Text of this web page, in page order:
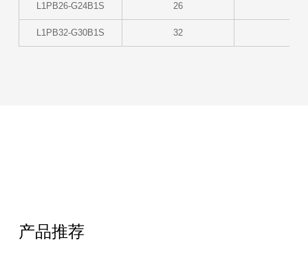
L1PB26-G24B1S 26
L1PB32-G30B1S 32
产品推荐